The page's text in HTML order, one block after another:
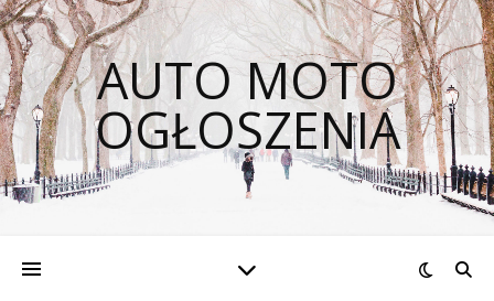
AUTO MOTO
OGŁOSZENIA